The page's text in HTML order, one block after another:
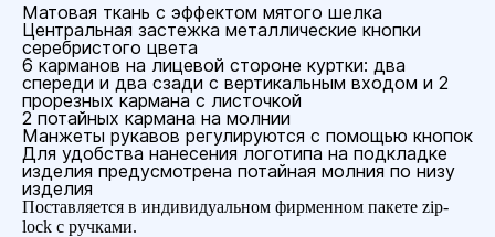
Матовая ткань с эффектом мятого шелка
Центральная застежка металлические кнопки
серебристого цвета
6 карманов на лицевой стороне куртки: два
спереди и два сзади с вертикальным входом и 2
прорезных кармана с листочкой
2 потайных кармана на молнии
Манжеты рукавов регулируются с помощью кнопок
Для удобства нанесения логотипа на подкладке
изделия предусмотрена потайная молния по низу
изделия
Поставляется в индивидуальном фирменном пакете zip-
lock с ручками.